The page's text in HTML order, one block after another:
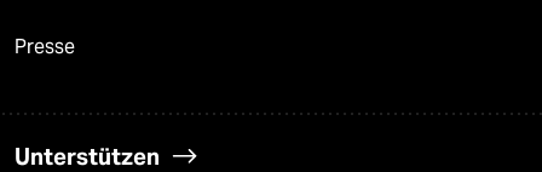
Presse
Unterstützen